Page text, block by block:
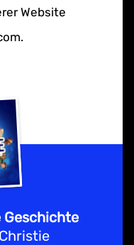
Website
Geschichte